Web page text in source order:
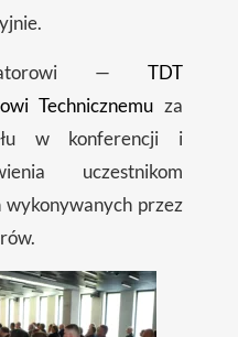
— TDT
Technicznemu za
w konferencji i
uczestnikom
wykonywanych przez